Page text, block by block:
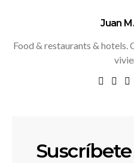
Juan
Food & restaurants & hotels.
Suscríbete